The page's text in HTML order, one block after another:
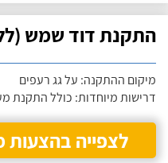
התקנת דוד שמש (ללא
מיקום ההתקנה: על גג רעפים
דרישות מיוחדות: כולל התקנת
לצפייה בהצעות